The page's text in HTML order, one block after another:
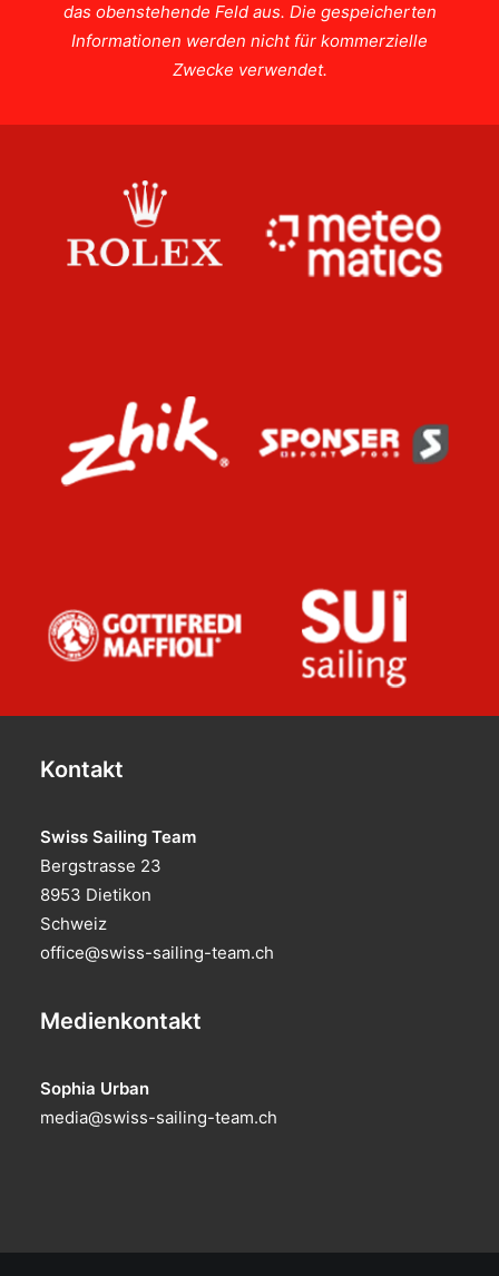
das obenstehende Feld aus. Die gespeicherten
Informationen werden nicht für kommerzielle
Zwecke verwendet.
Kontakt
Swiss Sailing Team
Bergstrasse 23
8953 Dietikon
Schweiz
office@swiss-sailing-team.ch
Medienkontakt
Sophia Urban
media@swiss-sailing-team.ch